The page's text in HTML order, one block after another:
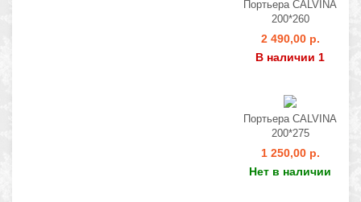
Портьера CALVINA
200*260
2 490,00 р.
В наличии 1
Портьера CALVINA
200*275
1 250,00 р.
Нет в наличии